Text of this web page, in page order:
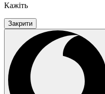
Кажіть
Закрити